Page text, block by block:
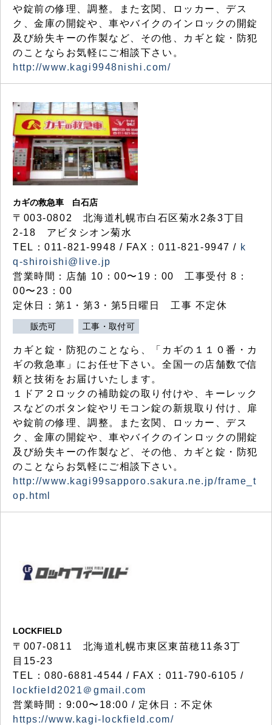
や錠前の修理、調整。また玄関、ロッカー、デス
ク、金庫の開錠や、車やバイクのインロックの開錠
及び紛失キーの作製など、その他、カギと錠・防犯
のことならお気軽にご相談下さい。
http://www.kagi9948nishi.com/
カギの救急車 白石店
〒003-0802 北海道札幌市白石区菊水2条3丁目
2-18 アビタシオン菊水
TEL：011-821-9948 / FAX：011-821-9947 / k
q-shiroishi@live.jp
営業時間：店舗 10：00〜19：00 工事受付 8：
00〜23：00
定休日：第1・第3・第5日曜日 工事 不定休
販売可 工事・取付可
カギと錠・防犯のことなら、「カギの１１０番・カ
ギの救急車」にお任せ下さい。全国一の店舗数で信
頼と技術をお届けいたします。
１ドア２ロックの補助錠の取り付けや、キーレック
スなどのボタン錠やリモコン錠の新規取り付け、扉
や錠前の修理、調整。また玄関、ロッカー、デス
ク、金庫の開錠や、車やバイクのインロックの開錠
及び紛失キーの作製など、その他、カギと錠・防犯
のことならお気軽にご相談下さい。
http://www.kagi99sapporo.sakura.ne.jp/frame_t
op.html
LOCKFIELD
〒007-0811 北海道札幌市東区東苗穂11条3丁
目15-23
TEL：080-6881-4544 / FAX：011-790-6105 /
lockfield2021＠gmail.com
営業時間：9:00〜18:00 / 定休日：不定休
https://www.kagi-lockfield.com/